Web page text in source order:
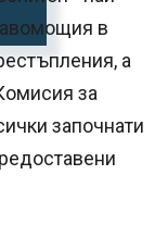
в
а
за
започнати